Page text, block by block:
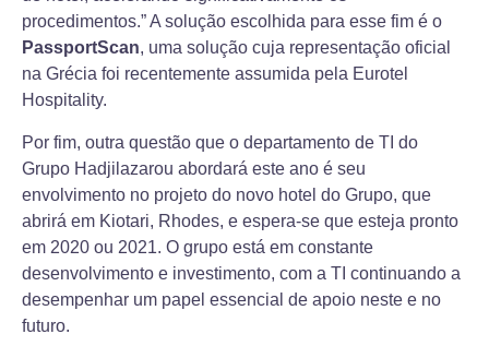
procedimentos.” A solução escolhida para esse fim é o
PassportScan, uma solução cuja representação oficial
na Grécia foi recentemente assumida pela Eurotel
Hospitality.
Por fim, outra questão que o departamento de TI do
Grupo Hadjilazarou abordará este ano é seu
envolvimento no projeto do novo hotel do Grupo, que
abrirá em Kiotari, Rhodes, e espera-se que esteja pronto
em 2020 ou 2021. O grupo está em constante
desenvolvimento e investimento, com a TI continuando a
desempenhar um papel essencial de apoio neste e no
futuro.